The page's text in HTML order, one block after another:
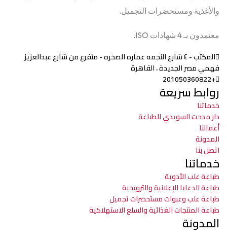
والأغذية ومستحضرات التجميل.
معتمدون بـ 4 شهادات ISO.
المكتب - ٤ شارع النجمه عماره الصخره - متفرع من شارع عبدالعزيز
فهمي مصر الجديدة ، القاهرة
+201050360822
روابط سريعة
خدماتنا
دار مدحت السويدي للطباعة
أعمالنا
المدونة
اتصل بنا
خدماتنا
طباعة علب الأدوية
طباعة الدعايا الإعلانية والترويجية
طباعة علب وعبوات مستحضرات تجميل
طباعة المنتجات الغذائية والسلع الاستهلاكية
المدونة